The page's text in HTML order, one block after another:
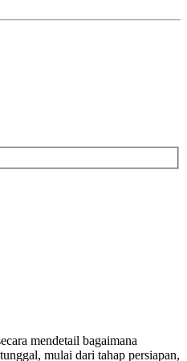
mendetail bagaimana
mulai dari tahap persiapan,